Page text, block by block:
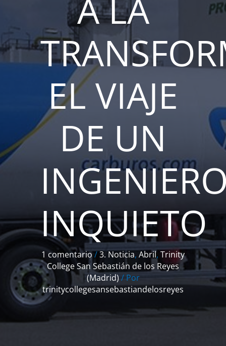
A LA
EL VIAJE
DE UN
INQUIETO
1 comentario/3. Noticia, Abril, Trinity
College San Sebastián de los Reyes
(Madrid) / Por
trinitycollegesansebastiandelosreyes